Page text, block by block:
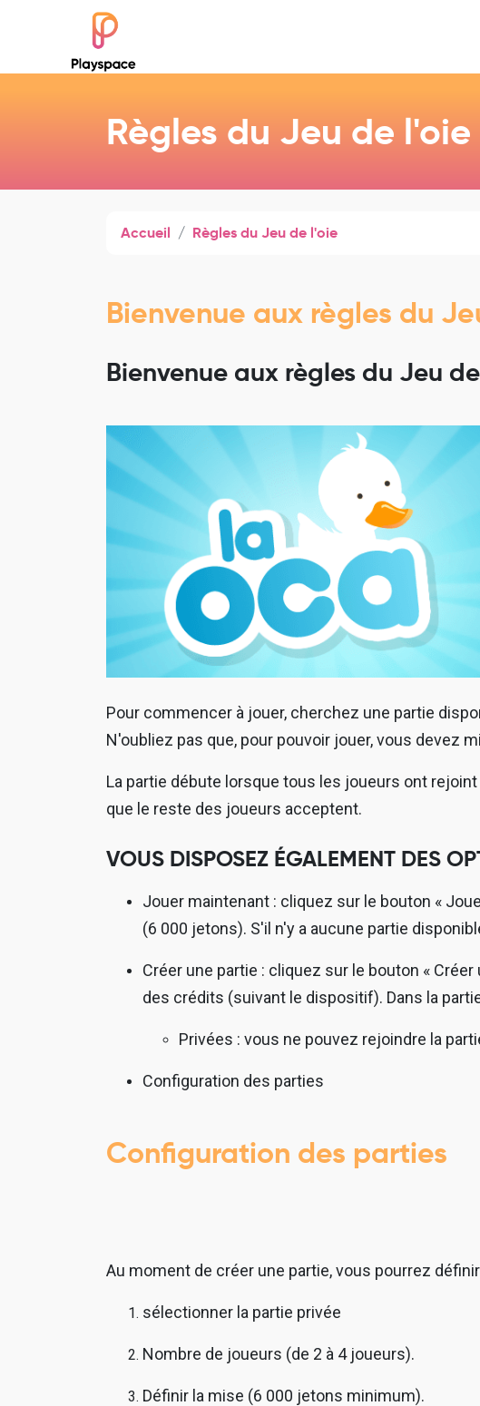
Règles du Jeu de l'oie
Accueil Règles du Jeu de l'oie
Bienvenue aux règles du
Bienvenue aux règles du Jeu
Pour commencer à jouer, cherchez une partie
N'oubliez pas que, pour pouvoir jouer, vous devez
La partie débute lorsque tous les joueurs ont
que le reste des joueurs acceptent.
VOUS DISPOSEZ ÉGALEMENT DES
Jouer maintenant : cliquez sur le bouton «
(6 000 jetons). S'il n'y a aucune partie
Créer une partie : cliquez sur le bouton «
des crédits (suivant le dispositif). Dans la
Privées : vous ne pouvez rejoindre la
Configuration des parties
Configuration des parties
Au moment de créer une partie, vous pourrez
sélectionner la partie privée
Nombre de joueurs (de 2 à 4 joueurs).
Définir la mise (6 000 jetons minimum).